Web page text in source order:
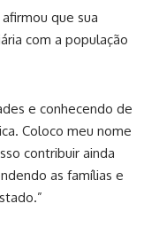
que sua
com a população
e conhecendo de
Coloco meu nome
contribuir ainda
as famílias e